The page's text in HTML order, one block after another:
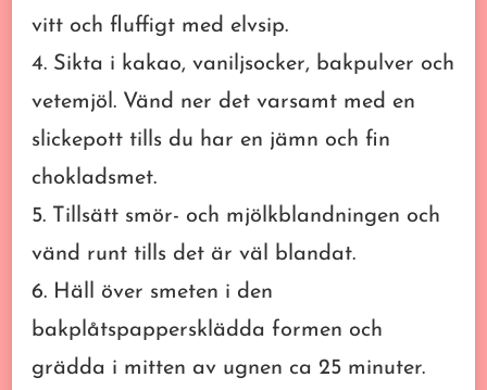
vitt och fluffigt med elvsip.
4. Sikta i kakao, vaniljsocker, bakpulver och
vetemjöl. Vänd ner det varsamt med en
slickepott tills du har en jämn och fin
chokladsmet.
5. Tillsätt smör- och mjölkblandningen och
vänd runt tills det är väl blandat.
6. Häll över smeten i den
bakplåtspappersklädda formen och
grädda i mitten av ugnen ca 25 minuter.